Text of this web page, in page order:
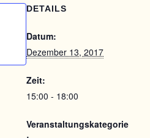
DETAILS
Datum:
Dezember 13, 2017
Zeit:
15:00 - 18:00
Veranstaltungskategorie